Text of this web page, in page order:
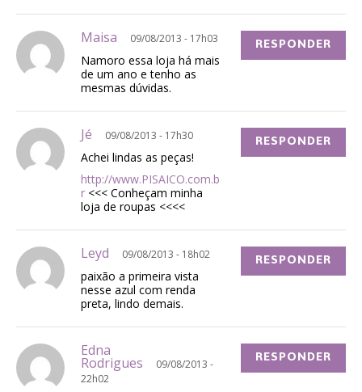
Maisa 09/08/2013 - 17h03
Namoro essa loja há mais
de um ano e tenho as
mesmas dúvidas.
RESPONDER
Jé 09/08/2013 - 17h30
Achei lindas as peças!
http://www.PISAICO.com.b
r <<< Conheçam minha
loja de roupas <<<<
RESPONDER
Leyd 09/08/2013 - 18h02
paixão a primeira vista
nesse azul com renda
preta, lindo demais.
RESPONDER
Edna
Rodrigues
09/08/2013 -
22h02
RESPONDER